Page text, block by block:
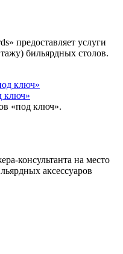
предоставляет услуги
бильярдных столов.
ключ»
«под ключ».
консультанта на место
аксессуаров